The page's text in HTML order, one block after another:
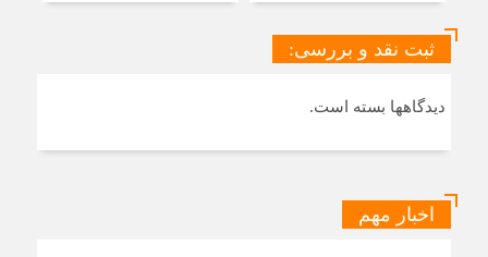
ثبت نقد و بررسی:
دیدگاهها بسته است.
اخبار مهم